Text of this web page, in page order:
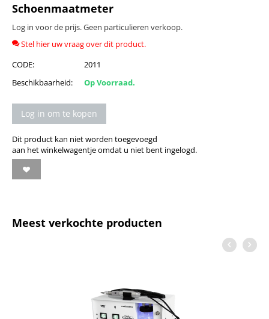
Schoenmaatmeter
Log in voor de prijs. Geen particulieren verkoop.
Stel hier uw vraag over dit product.
CODE:
2011
Beschikbaarheid:
Op Voorraad.
Log in om te kopen
Dit product kan niet worden toegevoegd
aan het winkelwagentje omdat u niet bent ingelogd.
Meest verkochte producten